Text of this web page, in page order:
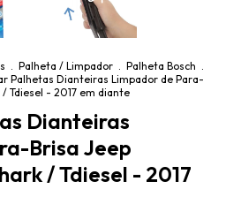
. Palheta / Limpador . Palheta Bosch .
Palhetas Dianteiras Limpador de Para-
Tdiesel - 2017 em diante
Dianteiras
Brisa Jeep
/ Tdiesel - 2017